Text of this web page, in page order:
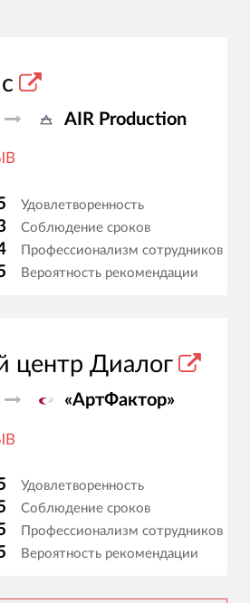
AIR Production
Удовлетворенность
Соблюдение сроков
Профессионализм сотрудников
Вероятность рекомендации
центр Диалог
«АртФактор»
Удовлетворенность
Соблюдение сроков
Профессионализм сотрудников
Вероятность рекомендации